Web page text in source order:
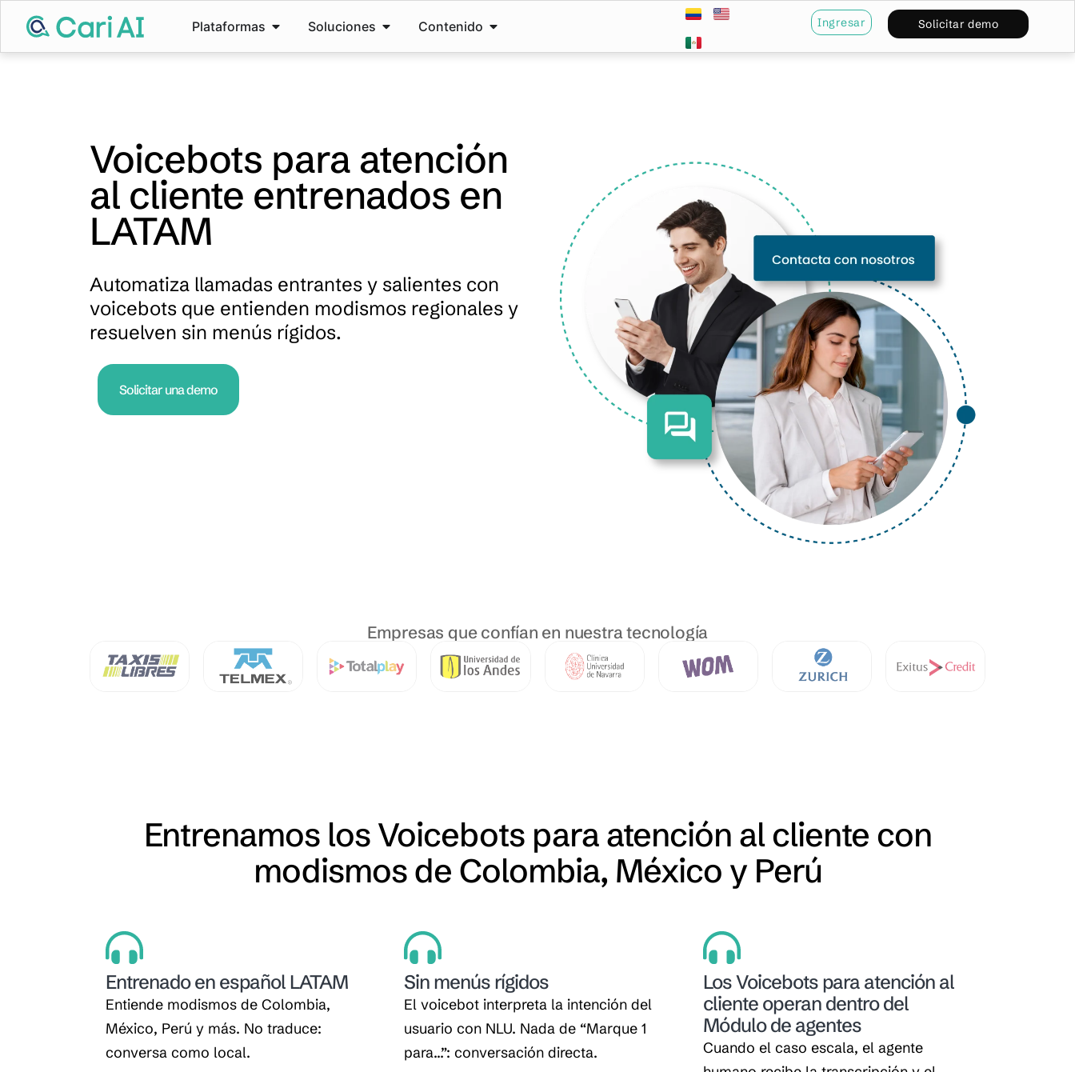
Plataformas Soluciones Contenido Ingresar Solicitar demo
Voicebots para atención
al cliente entrenados en
LATAM
Automatiza llamadas entrantes y salientes con
voicebots que entienden modismos regionales y
resuelven sin menús rígidos.
Solicitar una demo
Empresas que confían en nuestra tecnología
Entrenamos los Voicebots para atención al cliente con
modismos de Colombia, México y Perú
Entrenado en español LATAM
Entiende modismos de Colombia,
México, Perú y más. No traduce:
conversa como local.
Sin menús rígidos
El voicebot interpreta la intención del
usuario con NLU. Nada de “Marque 1
para…”: conversación directa.
Los Voicebots para atención al
cliente operan dentro del
Módulo de agentes
Cuando el caso escala, el agente